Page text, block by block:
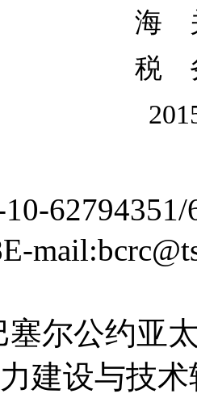
海
税
62794351/
E-
尔公约亚
建设与技